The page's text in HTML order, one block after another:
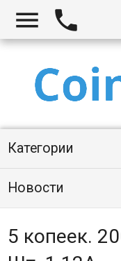
 
Категории
Новости
5 копеек.